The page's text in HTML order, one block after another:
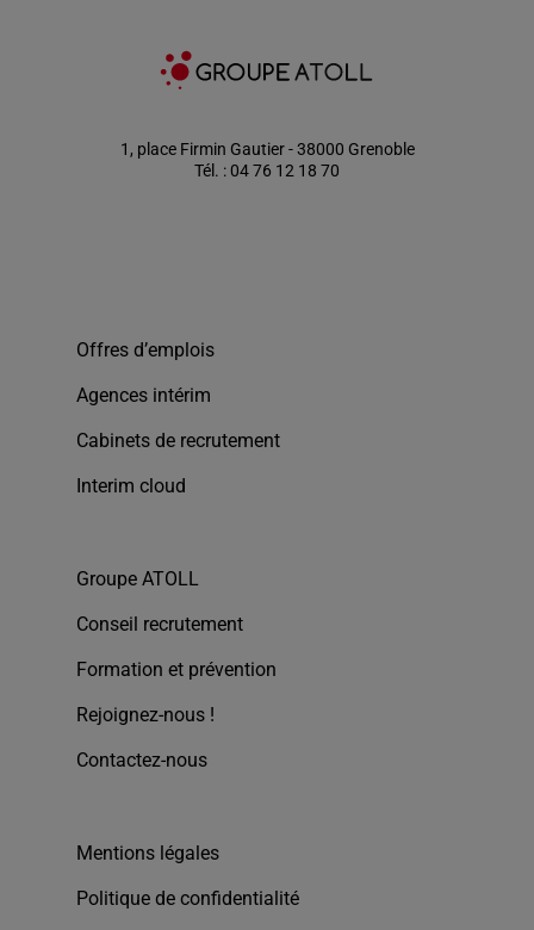
1, place Firmin Gautier - 38000 Grenoble
Tél. : 04 76 12 18 70
Offres d’emplois
Agences intérim
Cabinets de recrutement
Interim cloud
Groupe ATOLL
Conseil recrutement
Formation et prévention
Rejoignez-nous !
Contactez-nous
Mentions légales
Politique de confidentialité